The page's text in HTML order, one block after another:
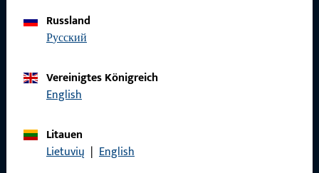
Russland
русский
Vereinigtes Königreich
English
Litauen
Lietuvių | English
Über Uns
Produktkatalog